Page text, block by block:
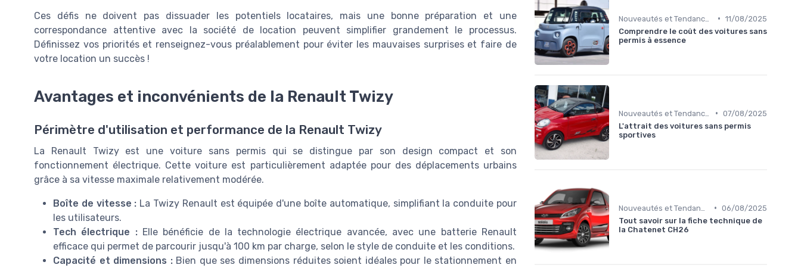
Ces défis ne doivent pas dissuader les potentiels locataires, mais une bonne préparation et une
correspondance attentive avec la société de location peuvent simplifier grandement le processus.
Définissez vos priorités et renseignez-vous préalablement pour éviter les mauvaises surprises et faire de
votre location un succès !
Avantages et inconvénients de la Renault Twizy
Périmètre d'utilisation et performance de la Renault Twizy
La Renault Twizy est une voiture sans permis qui se distingue par son design compact et son
fonctionnement électrique. Cette voiture est particulièrement adaptée pour des déplacements urbains
grâce à sa vitesse maximale relativement modérée.
Boîte de vitesse : La Twizy Renault est équipée d'une boîte automatique, simplifiant la conduite pour
les utilisateurs.
Tech électrique : Elle bénéficie de la technologie électrique avancée, avec une batterie Renault
efficace qui permet de parcourir jusqu'à 100 km par charge, selon le style de conduite et les conditions.
Capacité et dimensions : Bien que ses dimensions réduites soient idéales pour le stationnement en
• 11/08/2025
Comprendre le coût des voitures sans
permis à essence
• 07/08/2025
L'attrait des voitures sans permis
sportives
• 06/08/2025
Tout savoir sur la fiche technique de
la Chatenet CH26